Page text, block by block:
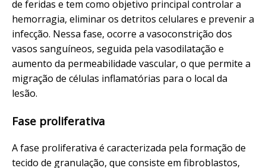
de feridas e tem como objetivo principal controlar a
hemorragia, eliminar os detritos celulares e prevenir a
infecção. Nessa fase, ocorre a vasoconstrição dos
vasos sanguíneos, seguida pela vasodilatação e
aumento da permeabilidade vascular, o que permite a
migração de células inflamatórias para o local da
lesão.
Fase proliferativa
A fase proliferativa é caracterizada pela formação de
tecido de granulação, que consiste em fibroblastos,